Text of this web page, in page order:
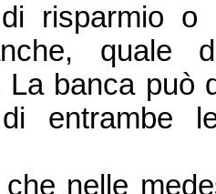
risparmio o
quale
La banca può
di entrambe
nelle